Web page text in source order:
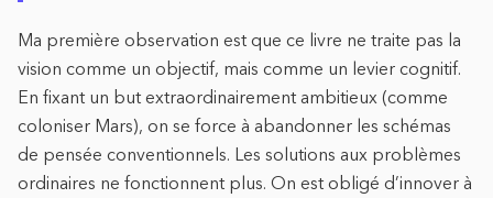
Ma première observation est que ce livre ne traite pas la
vision comme un objectif, mais comme un levier cognitif.
En fixant un but extraordinairement ambitieux (comme
coloniser Mars), on se force à abandonner les schémas
de pensée conventionnels. Les solutions aux problèmes
ordinaires ne fonctionnent plus. On est obligé d’innover à